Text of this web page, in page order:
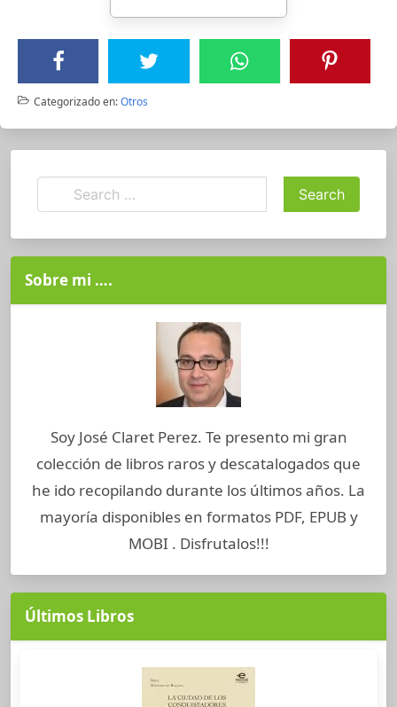
Categorizado en:Otros
Sobre mi ….
Soy José Claret Perez. Te presento mi gran
colección de libros raros y descatalogados que
he ido recopilando durante los últimos años. La
mayoría disponibles en formatos PDF, EPUB y
MOBI . Disfrutalos!!!
Últimos Libros